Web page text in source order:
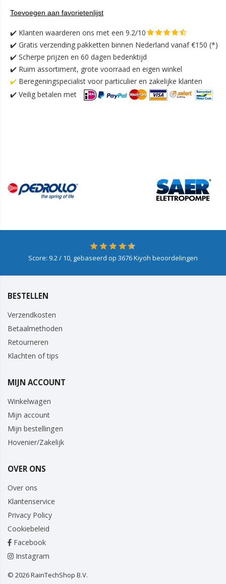
Toevoegen aan favorietenlijst
✔️ Klanten waarderen ons met een 9.2/10
✔️ Gratis verzending pakketten binnen Nederland vanaf €150 (*)
✔️ Scherpe prijzen en 60 dagen bedenktijd
✔️ Ruim assortiment, grote voorraad en eigen winkel
✔️ Beregeningspecialist voor particulier en zakelijke klanten
✔️ Veilig betalen met
Score: 9.2/ 10, gebaseerd op 3676Kiyoh beoordelingen
BESTELLEN
Verzendkosten
Betaalmethoden
Retourneren
Klachten of tips
MIJN ACCOUNT
Winkelwagen
Mijn account
Mijn bestellingen
Hovenier/Zakelijk
OVER ONS
Over ons
Klantenservice
Privacy Policy
Cookiebeleid
Facebook
Instagram
© 2026 RainTechShop B.V.